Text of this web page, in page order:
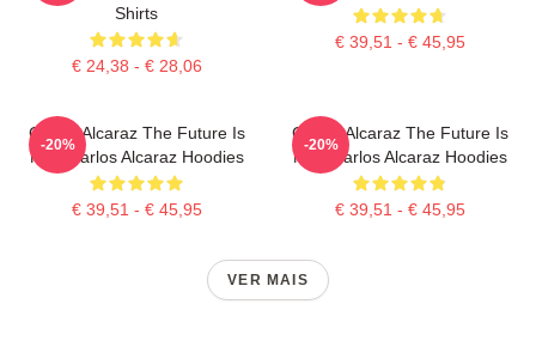
Shirts
€ 24,38 - € 28,06
€ 39,51 - € 45,95
Carlos Alcaraz The Future Is
Now Carlos Alcaraz Hoodies
€ 39,51 - € 45,95
-20%
Carlos Alcaraz The Future Is
Now Carlos Alcaraz Hoodies
€ 39,51 - € 45,95
-20%
VER MAIS